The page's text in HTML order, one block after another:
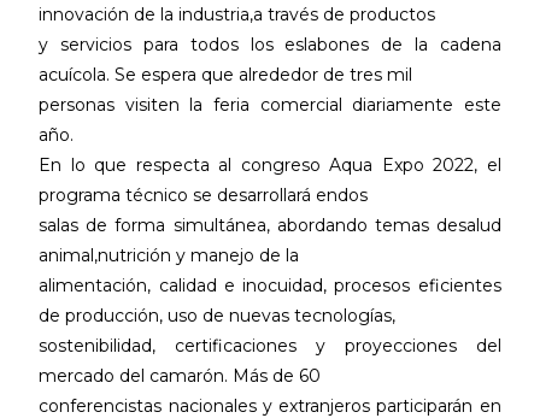
innovación de la industria,a través de productos
y servicios para todos los eslabones de la cadena
acuícola. Se espera que alrededor de tres mil
personas visiten la feria comercial diariamente este
año.
En lo que respecta al congreso Aqua Expo 2022, el
programa técnico se desarrollará endos
salas de forma simultánea, abordando temas desalud
animal,nutrición y manejo de la
alimentación, calidad e inocuidad, procesos eficientes
de producción, uso de nuevas tecnologías,
sostenibilidad, certificaciones y proyecciones del
mercado del camarón. Más de 60
conferencistas nacionales y extranjeros participarán en